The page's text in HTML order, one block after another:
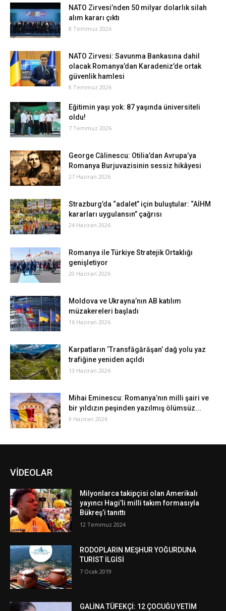
NATO Zirvesi’nden 50 milyar dolarlık silah
alım kararı çıktı
8 Temmuz 2026
NATO Zirvesi: Savunma Bankasına dahil
olacak Romanya’dan Karadeniz’de ortak
güvenlik hamlesi
8 Temmuz 2026
Eğitimin yaşı yok: 87 yaşında üniversiteli
oldu!
7 Temmuz 2026
George Călinescu: Otilia’dan Avrupa’ya
Romanya Burjuvazisinin sessiz hikâyesi
27 Haziran 2026
Strazburg’da “adalet” için buluştular: “AİHM
kararları uygulansın” çağrısı
24 Haziran 2026
Romanya ile Türkiye Stratejik Ortaklığı
genişletiyor
20 Haziran 2026
Moldova ve Ukrayna’nın AB katılım
müzakereleri başladı
16 Haziran 2026
Karpatların ‘Transfăgărăşan’ dağ yolu yaz
trafiğine yeniden açıldı
13 Haziran 2026
Mihai Eminescu: Romanya’nın milli şairi ve
bir yıldızın peşinden yazılmış ölümsüz...
9 Haziran 2026
VİDEOLAR
Milyonlarca takipçisi olan Amerikalı
yayıncı Hagi’li milli takım formasıyla
Bükreş’i tanıttı
12 Temmuz 2024
RODOPLARIN MEŞHUR YOĞURDUNA
TURİST İLGİSİ
7 Ocak 2019
GALİNA TÜFEKÇİ: 12 ÇOCUĞU YETİM